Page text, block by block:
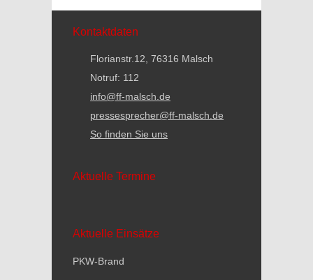
Kontaktdaten
Florianstr.12, 76316 Malsch
Notruf: 112
info@ff-malsch.de
pressesprecher@ff-malsch.de
So finden Sie uns
Aktuelle Termine
Aktuelle Einsätze
PKW-Brand